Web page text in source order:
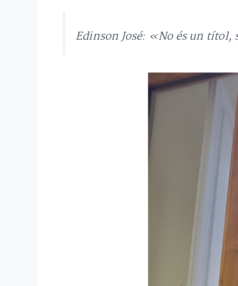
Edinson José: «No és un títol,